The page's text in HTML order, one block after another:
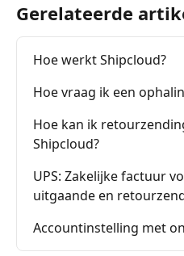
Gerelateerde
Hoe werkt Shipcloud?
Hoe vraag ik een
Hoe kan ik
Shipcloud?
UPS: Zakelijke factuur
uitgaande en
Accountinstelling met